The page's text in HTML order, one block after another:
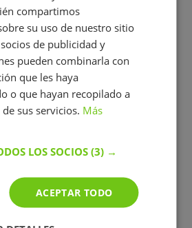
clases de Inglés con
en BuscaTuProfesor?
verificados
pasa por un proceso de
en la plataforma
particulares han impartido
compartimos
su uso de nuestro sitio
de publicidad y
pueden combinarla con
que les haya
o que hayan recopilado a
sus servicios. Más
LOS SOCIOS(3) →
ACEPTAR TODO